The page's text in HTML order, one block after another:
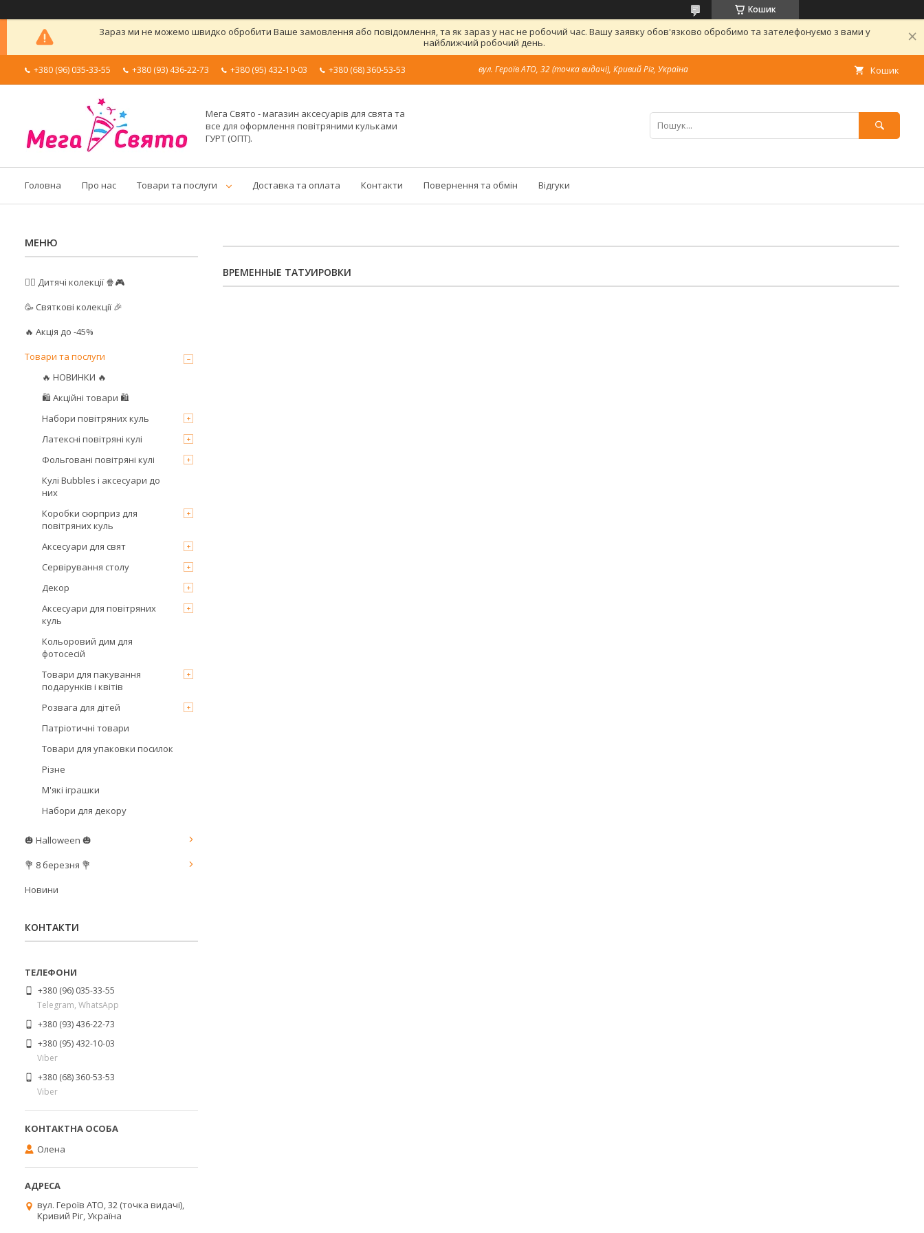
Кошик
Зараз ми не можемо швидко обробити Ваше замовлення або повідомлення, та як зараз у нас не робочий час. Вашу заявку обов'язково обробимо та зателефонуємо з вами у
найближчий робочий день.
+380 (96) 035-33-55 +380 (93) 436-22-73 +380 (95) 432-10-03 +380 (68) 360-53-53 вул. Героїв АТО, 32 (точка видачі), Кривий Ріг, Україна Кошик
Мега Свято - магазин аксесуарів для свята та
все для оформлення повітряними кульками
ГУРТ (ОПТ).
Головна Про нас Товари та послуги Доставка та оплата Контакти Повернення та обмін Відгуки
ВРЕМЕННЫЕ ТАТУИРОВКИ
🦸‍♂️ Дитячі колекції 🍿🎮
🥳 Святкові колекції 🎉
🔥 Акція до -45%
Товари та послуги
🔥 НОВИНКИ 🔥
🛍 Акційні товари 🛍
Набори повітряних куль
Латексні повітряні кулі
Фольговані повітряні кулі
Кулі Bubbles і аксесуари до
них
Коробки сюрприз для
повітряних куль
Аксесуари для свят
Сервірування столу
Декор
Аксесуари для повітряних
куль
Кольоровий дим для
фотосесій
Товари для пакування
подарунків і квітів
Розвага для дітей
Патріотичні товари
Товари для упаковки посилок
Різне
М'які іграшки
Набори для декору
🎃 Halloween 🎃
💐 8 березня 💐
Новини
КОНТАКТИ
+380 (96) 035-33-55
Telegram, WhatsApp
+380 (93) 436-22-73
+380 (95) 432-10-03
Viber
+380 (68) 360-53-53
Viber
Олена
вул. Героїв АТО, 32 (точка видачі),
Кривий Ріг, Україна